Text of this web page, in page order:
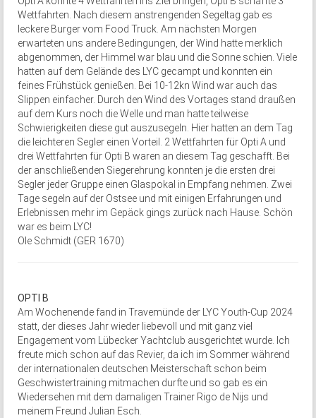
Wettfahrten. Nach diesem anstrengenden Segeltag gab es
leckere Burger vom Food Truck. Am nächsten Morgen
erwarteten uns andere Bedingungen, der Wind hatte merklich
abgenommen, der Himmel war blau und die Sonne schien. Viele
hatten auf dem Gelände des LYC gecampt und konnten ein
feines Frühstück genießen. Bei 10-12kn Wind war auch das
Slippen einfacher. Durch den Wind des Vortages stand draußen
auf dem Kurs noch die Welle und man hatte teilweise
Schwierigkeiten diese gut auszusegeln. Hier hatten an dem Tag
die leichteren Segler einen Vorteil. 2 Wettfahrten für Opti A und
drei Wettfahrten für Opti B waren an diesem Tag geschafft. Bei
der anschließenden Siegerehrung konnten je die ersten drei
Segler jeder Gruppe einen Glaspokal in Empfang nehmen. Zwei
Tage segeln auf der Ostsee und mit einigen Erfahrungen und
Erlebnissen mehr im Gepäck gings zurück nach Hause. Schön
war es beim LYC!
Ole Schmidt (GER 1670)
OPTI B
Am Wochenende fand in Travemünde der LYC Youth-Cup 2024
statt, der dieses Jahr wieder liebevoll und mit ganz viel
Engagement vom Lübecker Yachtclub ausgerichtet wurde. Ich
freute mich schon auf das Revier, da ich im Sommer während
der internationalen deutschen Meisterschaft schon beim
Geschwistertraining mitmachen durfte und so gab es ein
Wiedersehen mit dem damaligen Trainer Rigo de Nijs und
meinem Freund Julian Esch.